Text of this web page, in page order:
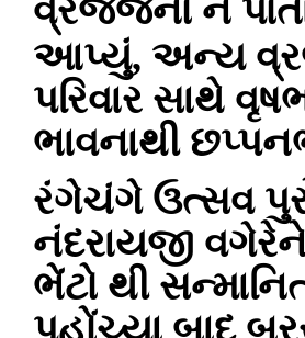
વ્રજજનો ને
આપ્યું, અન્ય
પરિવાર સાથે
ભાવનાથી
રંગેચંગે ઉત્સવ
નંદરાયજી
ભેંટો થી
પહોંચ્યા બાદ